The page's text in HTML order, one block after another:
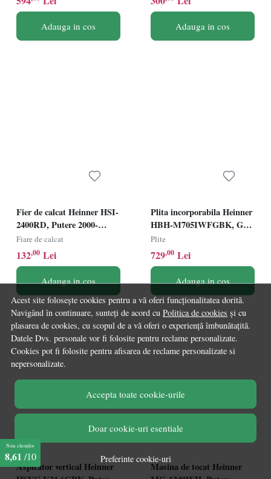
20L, Control mecanic,
Inox/NegruAdauga in cos
Inox
Adauga in cos
Fier de calcat Heinner HSI-
2400RD, Putere 2000-
2400W, Rezervor apa
380ml, Talpa cu invelis
ceramic, Rosu
Fiare de calcat
132,00 Lei
Adauga in cos
Plita incorporabila Heinner
HBH-M705IWFGBK, Gaz,
5 arzatoare, Latime 75cm,
Gratar fonta, Wok,
Aprindere electrica, Sticla
Plite
729,00 Lei
Adauga in cos
Aspirator vertical Heinner
Masina de tocat Heinner
Acest site folosește cookies pentru a vă oferi funcționalitatea dorită.
Navigând în continuare, sunteți de acord cu Politica de cookies și cu
plasarea de cookies, cu scopul de a vă oferi o experiență îmbunătațită.
Datele Dvs. personale vor fi folosite pentru reclame personalizate.
Cookies pot fi folosite pentru afisarea de reclame personalizate si
nepersonalizate.
Accepta toate cookie-urile
Doar cookie-uri esentiale
Preferinte cookie-uri
Nota clienților
8,61 /10